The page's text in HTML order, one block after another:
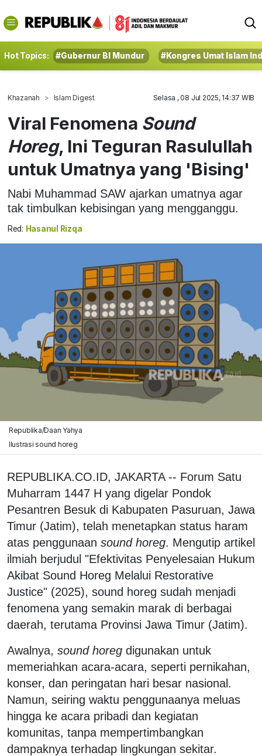
Hot Topics: #Gubernur BI Mundur #Kongres Umat Islam
Khazanah Islam Digest Selasa , 08 Jul 2025, 14:37 WIB
Viral Fenomena Sound
Horeg, Ini Teguran Rasulullah
untuk Umatnya yang 'Bising'
Nabi Muhammad SAW ajarkan umatnya agar
tak timbulkan kebisingan yang mengganggu.
Red: Hasanul Rizqa
Republika/Daan Yahya
Ilustrasi sound horeg
REPUBLIKA.CO.ID, JAKARTA -- Forum Satu
Muharram 1447 H yang digelar Pondok
Pesantren Besuk di Kabupaten Pasuruan, Jawa
Timur (Jatim), telah menetapkan status haram
atas penggunaan sound horeg. Mengutip artikel
ilmiah berjudul "Efektivitas Penyelesaian Hukum
Akibat Sound Horeg Melalui Restorative
Justice" (2025), sound horeg sudah menjadi
fenomena yang semakin marak di berbagai
daerah, terutama Provinsi Jawa Timur (Jatim).
Awalnya, sound horeg digunakan untuk
memeriahkan acara-acara, seperti pernikahan,
konser, dan peringatan hari besar nasional.
Namun, seiring waktu penggunaanya meluas
hingga ke acara pribadi dan kegiatan
komunitas, tanpa mempertimbangkan
dampaknya terhadap lingkungan sekitar.